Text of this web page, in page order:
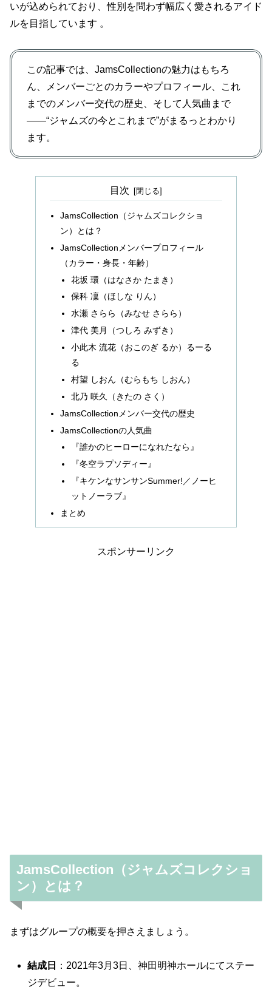
いが込められており、性別を問わず幅広く愛されるアイド
ルを目指しています 。
この記事では、JamsCollectionの魅力はもちろ
ん、メンバーごとのカラーやプロフィール、これ
までのメンバー交代の歴史、そして人気曲まで
――“ジャムズの今とこれまで”がまるっとわかり
ます。
目次
JamsCollection（ジャムズコレクショ
ン）とは？
JamsCollectionメンバープロフィール
（カラー・身長・年齢）
花坂 環（はなさか たまき）
保科 凜（ほしな りん）
水瀬 さらら（みなせ さらら）
津代 美月（つしろ みずき）
小此木 流花（おこのぎ るか）るーる
る
村望 しおん（むらもち しおん）
北乃 咲久（きたの さく）
JamsCollectionメンバー交代の歴史
JamsCollectionの人気曲
『誰かのヒーローになれたなら』
『冬空ラプソディー』
『キケンなサンサンSummer!／ノーヒ
ットノーラブ』
まとめ
スポンサーリンク
JamsCollection（ジャムズコレクショ
ン）とは？
まずはグループの概要を押さえましょう。
結成日
：2021年3月3日、神田明神ホールにてステー
ジデビュー。